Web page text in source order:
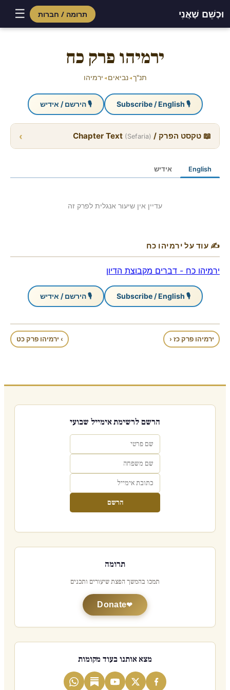
וּכְשֵׁם שֶׁאֲנִי תרומה / חברות ☰
ירמיהו פרק כח
תנ"ך ◂ נביאים ◂ ירמיהו
🎙 Subscribe / English 🎙 הירשם / אידיש
📖 טקסט הפרק / Chapter Text (Sefaria)
›
English אידיש
עדיין אין שיעור אנגלית לפרק זה
✍ עוד על ירמיהו כח
ירמיהו כח - דברים מקבוצת הדיון
🎙 Subscribe / English 🎙 הירשם / אידיש
ירמיהו פרק כז ‹ › ירמיהו פרק כט
הרשם לרשימת אימייל שבועי
הרשם
תרומה
תמכו בהמשך הפצת שיעורים ותכנים
Donate
מצא אותנו בעוד מקומות